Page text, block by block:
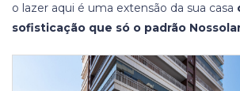
o lazer aqui é uma extensão da sua casa
sofisticação que só o padrão